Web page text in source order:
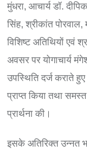
मुंधरा, आचार्य डॉ.
सिंह, श्रीकांत
विशिष्ट अतिथियों एवं
अवसर पर योगाचार्य
उपस्थिति दर्ज कराते
प्राप्त किया तथा
प्रार्थना की।
इसके अतिरिक्त उन्नत